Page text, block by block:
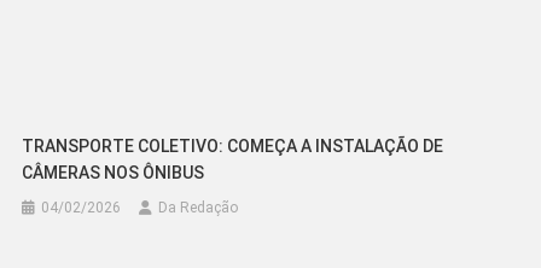
TRANSPORTE COLETIVO: COMEÇA A INSTALAÇÃO DE
CÂMERAS NOS ÔNIBUS
04/02/2026 Da Redação